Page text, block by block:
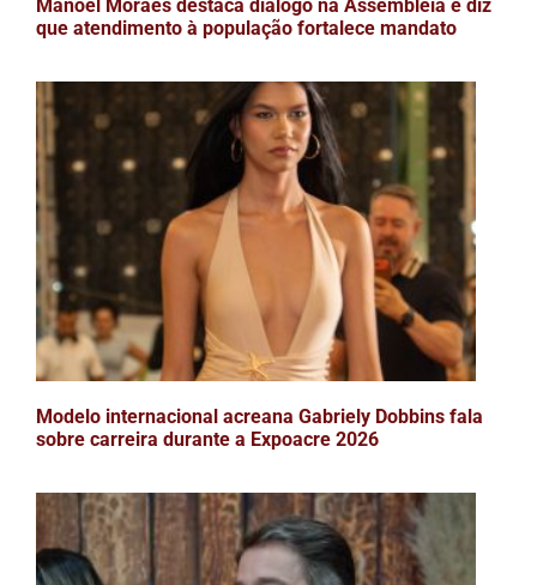
Manoel Moraes destaca diálogo na Assembleia e diz
que atendimento à população fortalece mandato
Modelo internacional acreana Gabriely Dobbins fala
sobre carreira durante a Expoacre 2026